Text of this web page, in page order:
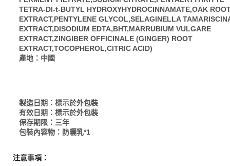
TETRA-DI-t-BUTYL HYDROXYHYDROCINNAMATE,OAK
EXTRACT,PENTYLENE GLYCOL,SELAGINELLA
EXTRACT,DISODIUM EDTA,BHT,MARRUBIUM VULGARE
EXTRACT,ZINGIBER OFFICINALE (GINGER) ROOT
EXTRACT,TOCOPHEROL,CITRIC ACID)
產地：中國
製造日期：標示於外包裝
有效日期：標示於外包裝
保存期限：三年
包裝內容物：防曬乳*1
注意事項：